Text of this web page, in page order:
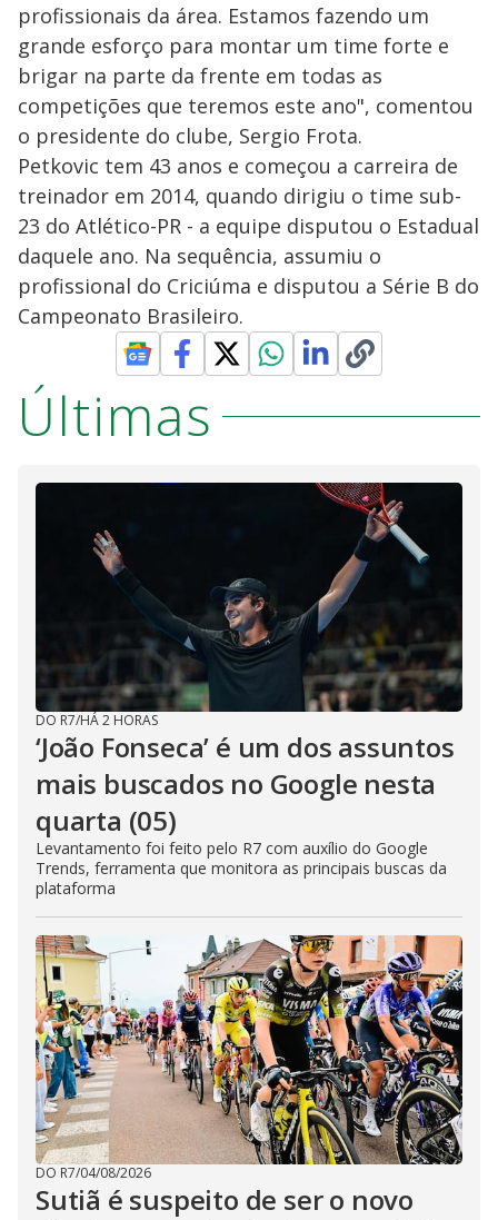
profissionais da área. Estamos fazendo um
grande esforço para montar um time forte e
brigar na parte da frente em todas as
competições que teremos este ano", comentou
o presidente do clube, Sergio Frota.
Petkovic tem 43 anos e começou a carreira de
treinador em 2014, quando dirigiu o time sub-
23 do Atlético-PR - a equipe disputou o Estadual
daquele ano. Na sequência, assumiu o
profissional do Criciúma e disputou a Série B do
Campeonato Brasileiro.
Últimas
DO R7/HÁ 2 HORAS
‘João Fonseca’ é um dos assuntos
mais buscados no Google nesta
quarta (05)
Levantamento foi feito pelo R7 com auxílio do Google
Trends, ferramenta que monitora as principais buscas da
plataforma
DO R7/04/08/2026
Sutiã é suspeito de ser o novo